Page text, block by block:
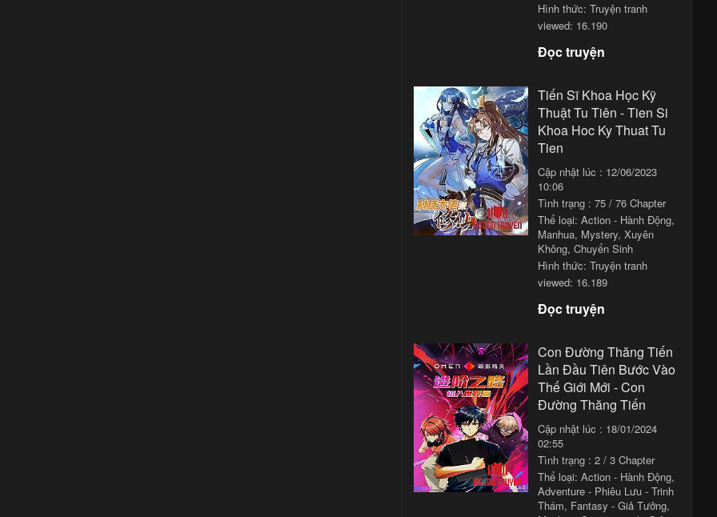
Hình thức: Truyện tranh
viewed: 16.190
Đọc truyện
Tiến Sĩ Khoa Học Kỹ
Thuật Tu Tiên - Tien Si
Khoa Hoc Ky Thuat Tu
Tien
Cập nhật lúc : 12/06/2023
10:06
Tình trạng : 75 / 76 Chapter
Thể loại: Action - Hành Động,
Manhua, Mystery, Xuyên
Không, Chuyển Sinh
Hình thức: Truyện tranh
viewed: 16.189
Đọc truyện
Con Đường Thăng Tiến
Lần Đầu Tiên Bước Vào
Thế Giới Mới - Con
Đường Thăng Tiến
Cập nhật lúc : 18/01/2024
02:55
Tình trạng : 2 / 3 Chapter
Thể loại: Action - Hành Động,
Adventure - Phiêu Lưu - Trinh
Thám, Fantasy - Giả Tưởng,